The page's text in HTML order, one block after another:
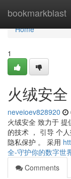
bookmarkblast
Home
Home
1
火绒安
neveioev828920
火绒安全 致力于
的技术 ， 引导 个
隐私保护 。 采用
全-守护你的数字世
Comments